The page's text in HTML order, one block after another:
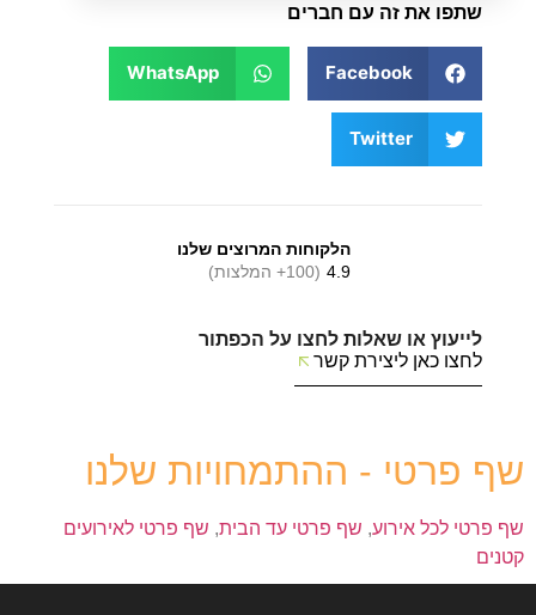
שתפו את זה עם חברים
Facebook
WhatsApp
Twitter
הלקוחות המרוצים שלנו
4.9 (100+ המלצות)
לייעוץ או שאלות לחצו על הכפתור
לחצו כאן ליצירת קשר
שף פרטי - ההתמחויות שלנו
שף פרטי לכל אירוע, שף פרטי עד הבית, שף פרטי לאירועים
קטנים